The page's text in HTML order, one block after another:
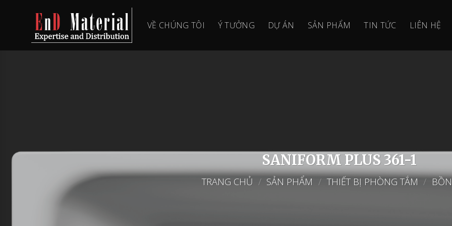
VỀ CHÚNG TÔI Ý TƯỞNG DỰ ÁN SẢN PHẨM TIN TỨC LIÊN HỆ
SANIFORM PLUS 361-1
TRANG CHỦ / SẢN PHẨM / THIẾT BỊ PHÒNG TẮM /